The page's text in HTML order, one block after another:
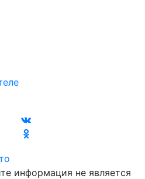
информация не является